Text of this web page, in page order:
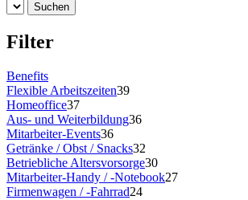
Suchen
Filter
Benefits
Flexible Arbeitszeiten39
Homeoffice37
Aus- und Weiterbildung36
Mitarbeiter-Events36
Getränke / Obst / Snacks32
Betriebliche Altersvorsorge30
Mitarbeiter-Handy / -Notebook27
Firmenwagen / -Fahrrad24